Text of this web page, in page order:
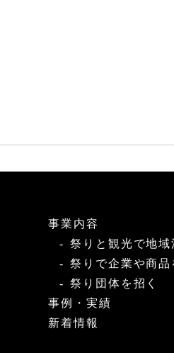
事業内容
祭りと観光で地域
祭りで企業や商品
祭り団体を招く
事例・実績
新着情報